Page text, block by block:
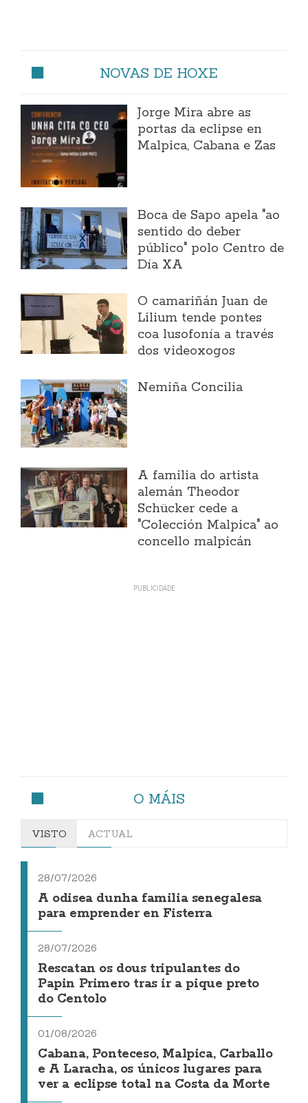
NOVAS DE HOXE
Jorge Mira abre as
portas da eclipse en
Malpica, Cabana e Zas
Boca de Sapo apela "ao
sentido do deber
público" polo Centro de
Día XA
O camariñán Juan de
Lilium tende pontes
coa lusofonía a través
dos videoxogos
Nemiña Concilia
A familia do artista
alemán Theodor
Schücker cede a
"Colección Malpica" ao
concello malpicán
O MÁIS
VISTO ACTUAL
28/07/2026
A odisea dunha familia senegalesa
para emprender en Fisterra
28/07/2026
Rescatan os dous tripulantes do
Papin Primero tras ir a pique preto
do Centolo
01/08/2026
Cabana, Ponteceso, Malpica, Carballo
e A Laracha, os únicos lugares para
ver a eclipse total na Costa da Morte